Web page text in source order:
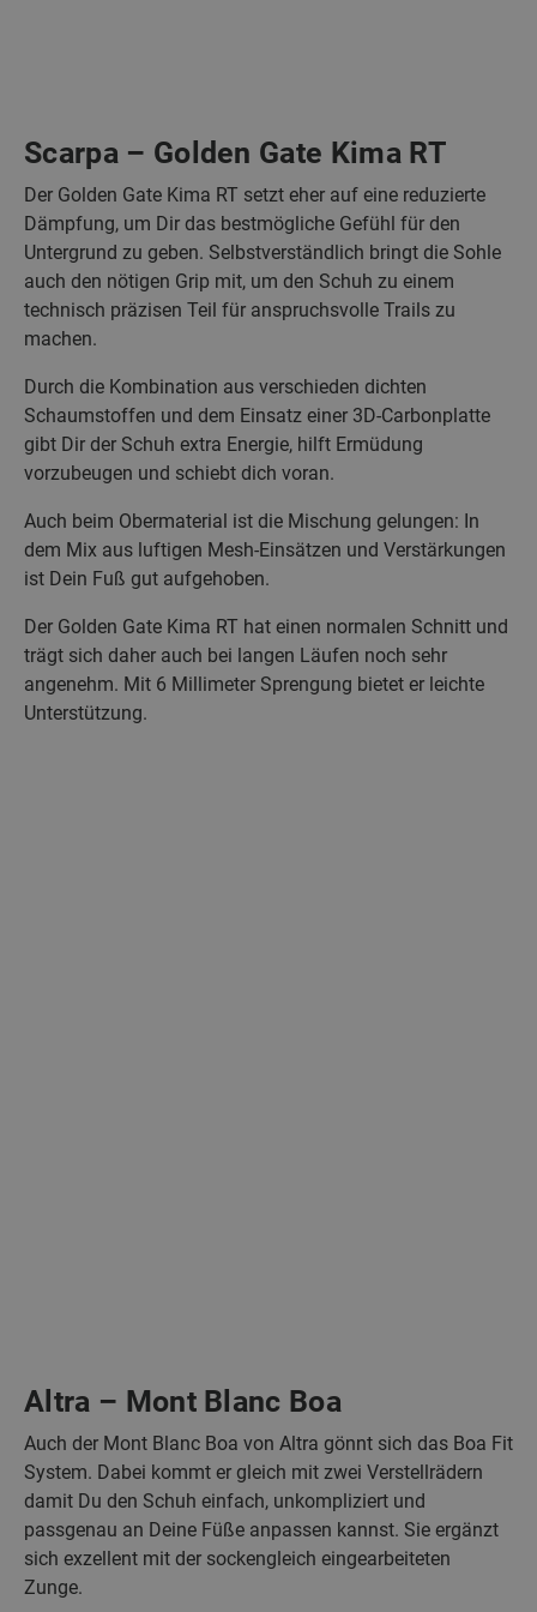
Scarpa – Golden Gate Kima RT
Der Golden Gate Kima RT setzt eher auf eine reduzierte
Dämpfung, um Dir das bestmögliche Gefühl für den
Untergrund zu geben. Selbstverständlich bringt die Sohle
auch den nötigen Grip mit, um den Schuh zu einem
technisch präzisen Teil für anspruchsvolle Trails zu
machen.
Durch die Kombination aus verschieden dichten
Schaumstoffen und dem Einsatz einer 3D-Carbonplatte
gibt Dir der Schuh extra Energie, hilft Ermüdung
vorzubeugen und schiebt dich voran.
Auch beim Obermaterial ist die Mischung gelungen: In
dem Mix aus luftigen Mesh-Einsätzen und Verstärkungen
ist Dein Fuß gut aufgehoben.
Der Golden Gate Kima RT hat einen normalen Schnitt und
trägt sich daher auch bei langen Läufen noch sehr
angenehm. Mit 6 Millimeter Sprengung bietet er leichte
Unterstützung.
Altra – Mont Blanc Boa
Auch der Mont Blanc Boa von Altra gönnt sich das Boa Fit
System. Dabei kommt er gleich mit zwei Verstellrädern
damit Du den Schuh einfach, unkompliziert und
passgenau an Deine Füße anpassen kannst. Sie ergänzt
sich exzellent mit der sockengleich eingearbeiteten
Zunge.